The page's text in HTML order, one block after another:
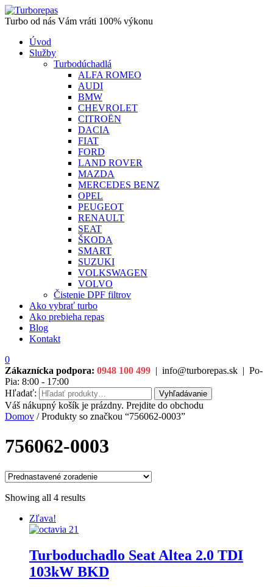
Turbo od nás Vám vráti 100% výkonu
Úvod
Služby
Turbodúchadlá
ALFA ROMEO
AUDI
BMW
CHEVROLET
CITROËN
DACIA
FIAT
FORD
LAND ROVER
MAZDA
MERCEDES BENZ
OPEL
PEUGEOT
RENAULT
SEAT
ŠKODA
SMART
SUZUKI
VOLKSWAGEN
VOLVO
Čistenie DPF filtrov
Ako vybrať turbo
Ako prebieha repas
Blog
Kontakt
0
Zákaznícka podpora: 0948 100 499 | info@turborepas.sk | Po-
Pia: 8:00 - 17:00
Hľadať:
Vyhľadávanie
Váš nákupný košík je prázdny. Prejdite do obchodu
Domov / Produkty so značkou “756062-0003”
756062-0003
Showing all 4 results
Zľava!
Turboduchadlo Seat Altea 2.0 TDI
103kW BKD